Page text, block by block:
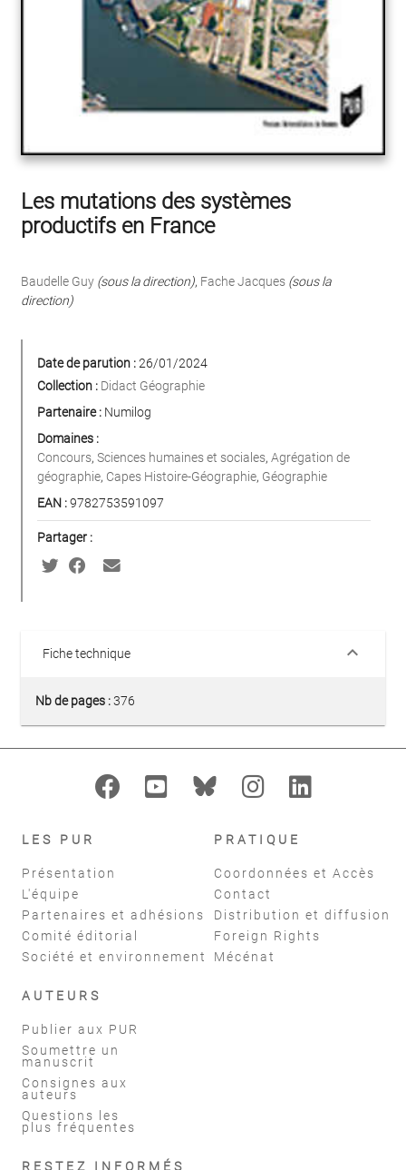
Les mutations des systèmes
productifs en France
Baudelle Guy (sous la direction), Fache Jacques (sous la
direction)
Date de parution :26/01/2024
Collection : Didact Géographie
Partenaire : Numilog
Domaines :
Concours, Sciences humaines et sociales, Agrégation de
géographie, Capes Histoire-Géographie, Géographie
EAN :9782753591097
Partager :
Fiche technique keyboard_arrow_down
Nb de pages :376
LES PUR
Présentation
L'équipe
Partenaires et adhésions
Comité éditorial
Société et environnement
PRATIQUE
Coordonnées et Accès
Contact
Distribution et diffusion
Foreign Rights
Mécénat
AUTEURS
Publier aux PUR
Soumettre un
manuscrit
Consignes aux
auteurs
Questions les
plus fréquentes
RESTEZ INFORMÉS